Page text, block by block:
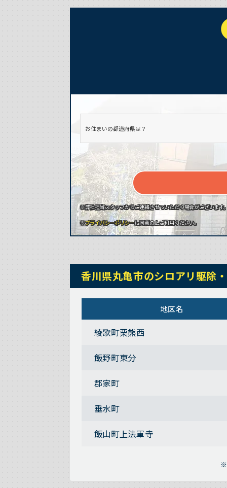
※弊社担当スタッフからご連絡させていただく場合がございます
※プライバシーポリシーに同意の上ご利用ください。
香川県丸亀市のシロアリ駆除
地区名
綾歌町栗熊西
飯野町東分
郡家町
垂水町
飯山町上法軍寺
※